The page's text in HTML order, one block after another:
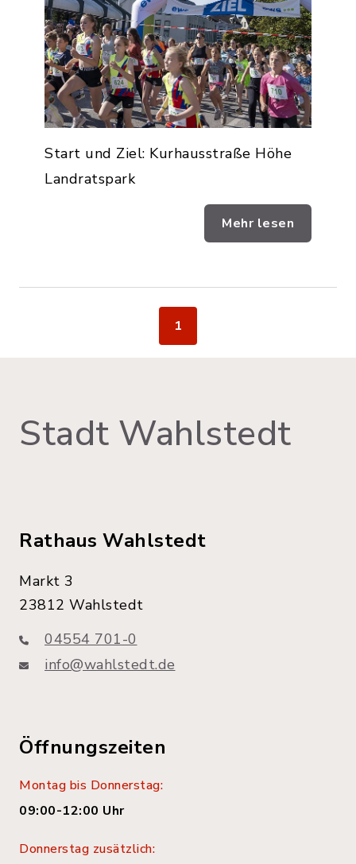
Start und Ziel: Kurhausstraße Höhe
Landratspark
Mehr lesen
1
Stadt Wahlstedt
Rathaus Wahlstedt
Markt 3
23812 Wahlstedt
04554 701-0
info@wahlstedt.de
Öffnungszeiten
Montag bis Donnerstag:
09:00-12:00 Uhr
Donnerstag zusätzlich: